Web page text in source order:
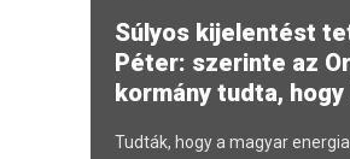
Súlyos kijelentést
Péter: szerinte az
kormány tudta, hogy
Tudták, hogy a magyar